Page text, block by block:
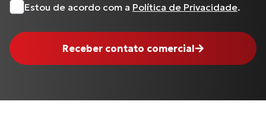
Estou de acordo com a Política de Privacidade.
Receber contato comercial